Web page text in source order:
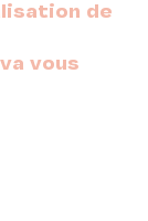
de
vous